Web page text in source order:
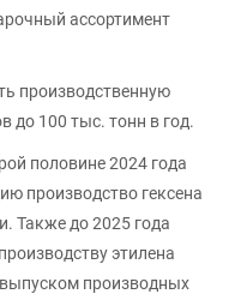
ассортимент
производственную
до 100 тыс. тонн в год.
половине 2024 года
производство гексена
Также до 2025 года
этилена
производных